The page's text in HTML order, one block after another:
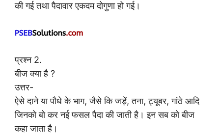
की गई तथा पैदावार एकदम दोगुणा हो गई।
प्रश्न 2.
बीज क्या है ?
उत्तर-
ऐसे दाने या पौधे के भाग, जैसे कि जड़ें, तना, ट्यूबर, गांठे आदि
जिनको बो कर नई फसल पैदा की जाती है। इन सब को बीज
कहा जाता है।